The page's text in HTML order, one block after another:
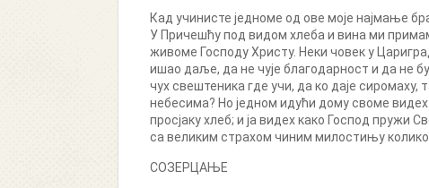
Кад учинисте једноме од ове моје најмање
У Причешћу под видом хлеба и вина ми
живоме Господу Христу. Неки човек у
ишао даље, да не чује благодарност и да не
чух свештеника где учи, да ко даје сиромаху,
небесима? Но једном идући дому своме
просјаку хлеб; и ја видех како Господ пружи
са великим страхом чиним милостињу колико
СОЗЕРЦАЊЕ